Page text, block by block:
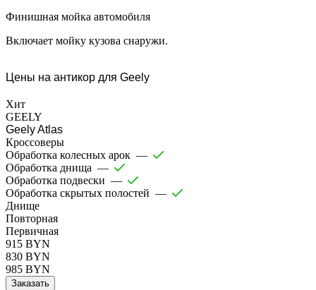
Финишная мойка автомобиля
Включает мойку кузова снаружи.
Цены на антикор для Geely
Хит
GEELY
Geely Atlas
Кроссоверы
Обработка колесных арок —
Обработка днища —
Обработка подвески —
Обработка скрытых полостей —
Днище
Повторная
Первичная
915 BYN
830 BYN
985 BYN
Заказать